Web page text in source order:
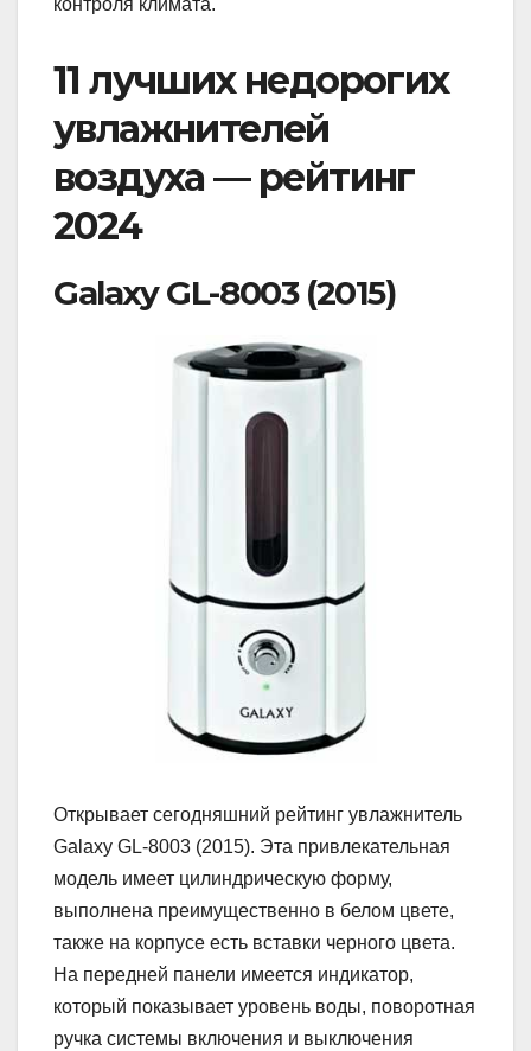
контроля климата.
11 лучших недорогих
увлажнителей
воздуха — рейтинг
2024
Galaxy GL-8003 (2015)
Открывает сегодняшний рейтинг увлажнитель
Galaxy GL-8003 (2015). Эта привлекательная
модель имеет цилиндрическую форму,
выполнена преимущественно в белом цвете,
также на корпусе есть вставки черного цвета.
На передней панели имеется индикатор,
который показывает уровень воды, поворотная
ручка системы включения и выключения